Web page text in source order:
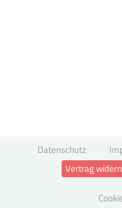
Datenschutz
Vertrag